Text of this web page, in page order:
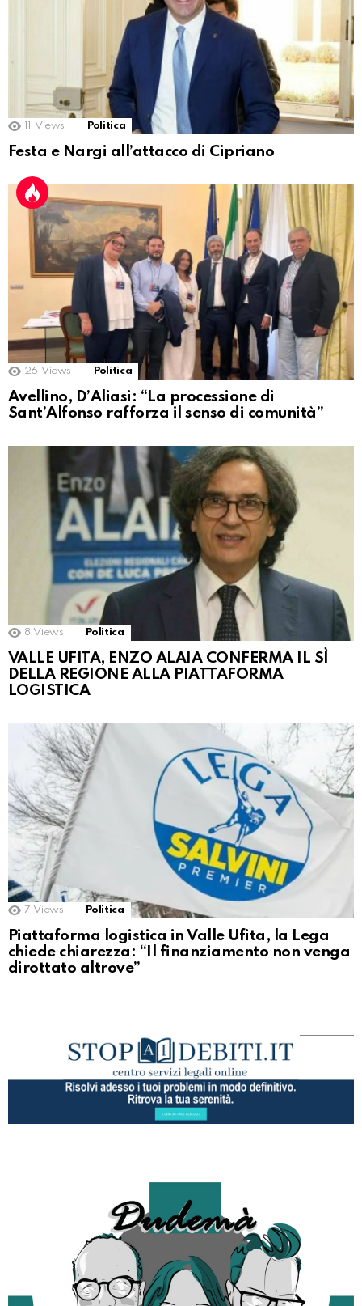
11 Views Politica
Festa e Nargi all’attacco di Cipriano
26 Views Politica
Avellino, D’Aliasi: “La processione di
Sant’Alfonso rafforza il senso di comunità”
8 Views Politica
VALLE UFITA, ENZO ALAIA CONFERMA IL SÌ
DELLA REGIONE ALLA PIATTAFORMA
LOGISTICA
7 Views Politica
Piattaforma logistica in Valle Ufita, la Lega
chiede chiarezza: “Il finanziamento non venga
dirottato altrove”